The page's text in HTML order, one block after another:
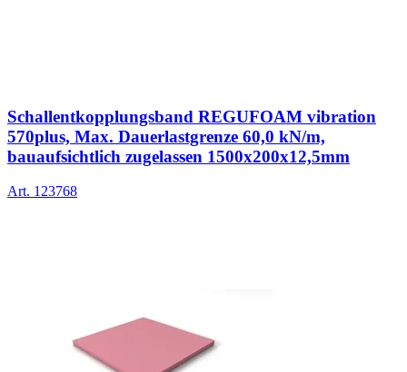
Schallentkopplungsband REGUFOAM vibration
570plus, Max. Dauerlastgrenze 60,0 kN/m,
bauaufsichtlich zugelassen 1500x200x12,5mm
Art. 123768